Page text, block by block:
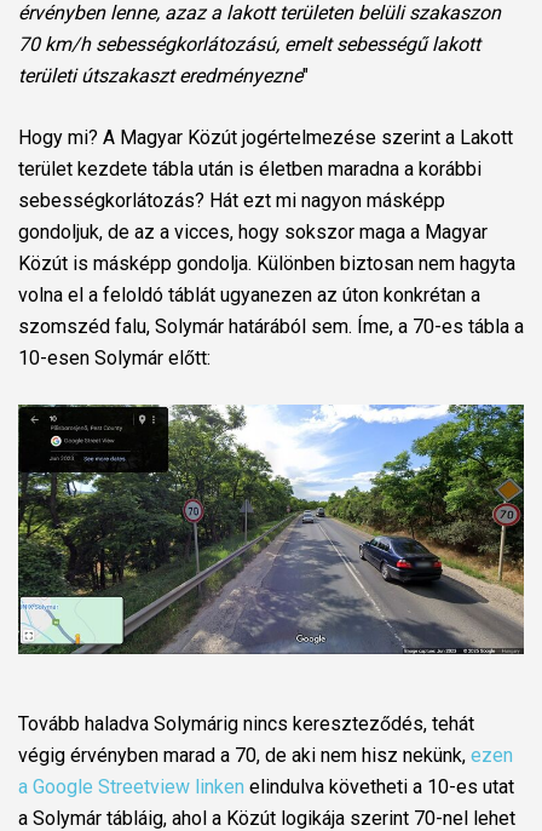
érvényben lenne, azaz a lakott területen belüli szakaszon
70 km/h sebességkorlátozású, emelt sebességű lakott
területi útszakaszt eredményezne"
Hogy mi? A Magyar Közút jogértelmezése szerint a Lakott
terület kezdete tábla után is életben maradna a korábbi
sebességkorlátozás? Hát ezt mi nagyon másképp
gondoljuk, de az a vicces, hogy sokszor maga a Magyar
Közút is másképp gondolja. Különben biztosan nem hagyta
volna el a feloldó táblát ugyanezen az úton konkrétan a
szomszéd falu, Solymár határából sem. Íme, a 70-es tábla a
10-esen Solymár előtt:
Tovább haladva Solymárig nincs kereszteződés, tehát
végig érvényben marad a 70, de aki nem hisz nekünk, ezen
a Google Streetview linken elindulva követheti a 10-es utat
a Solymár tábláig, ahol a Közút logikája szerint 70-nel lehet